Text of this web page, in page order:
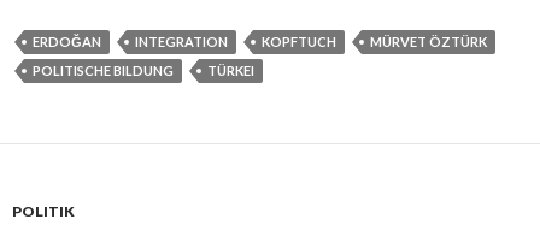
ERDOĞAN INTEGRATION KOPFTUCH
MÜRVET ÖZTÜRK
POLITISCHE BILDUNG
TÜRKEI
POLITIK